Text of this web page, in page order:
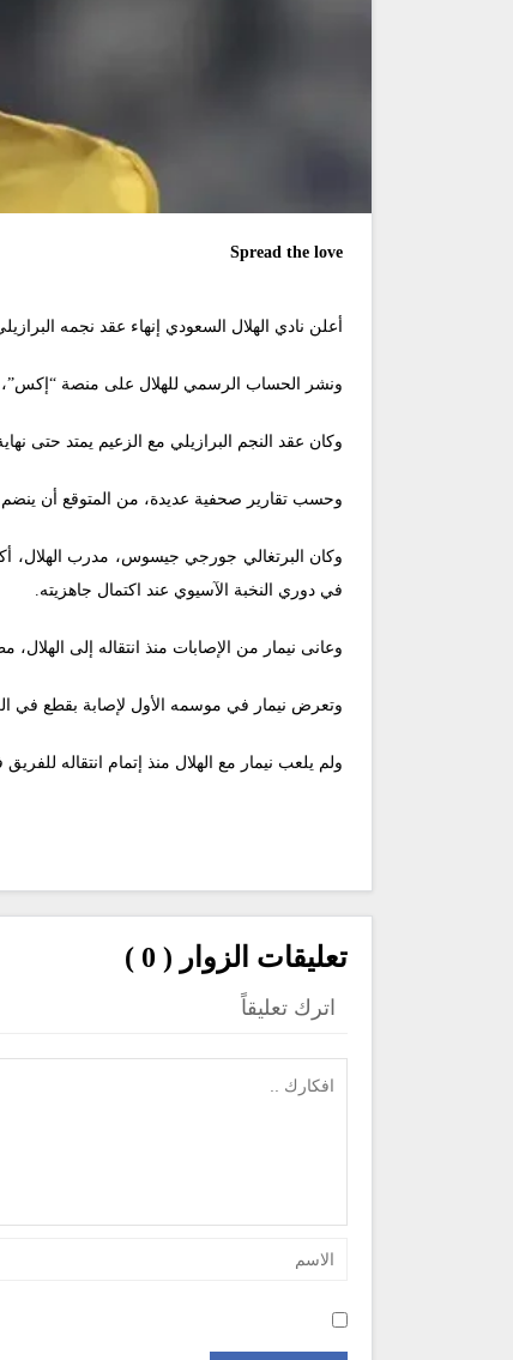
Spread the love
أعلن نادي الهلال السعودي إنهاء عقد نجمه
ونشر الحساب الرسمي للهلال على منصة “إكس”، في
وكان عقد النجم البرازيلي مع الزعيم يمتد حتى
وحسب تقارير صحفية عديدة، من المتوقع أن ينضم
وكان البرتغالي جورجي جيسوس، مدرب الهلال،
في دوري النخبة الآسيوي عند اكتمال جاهزيته.
وعانى نيمار من الإصابات منذ انتقاله إلى
وتعرض نيمار في موسمه الأول لإصابة بقطع في
ولم يلعب نيمار مع الهلال منذ إتمام انتقاله للفريق في أغسطس/ آب 2023، سوى 7 مباريات فقط بواقع 421 دقيقة، بينما كانت
تعليقات الزوار ( 0 )
اترك تعليقاً